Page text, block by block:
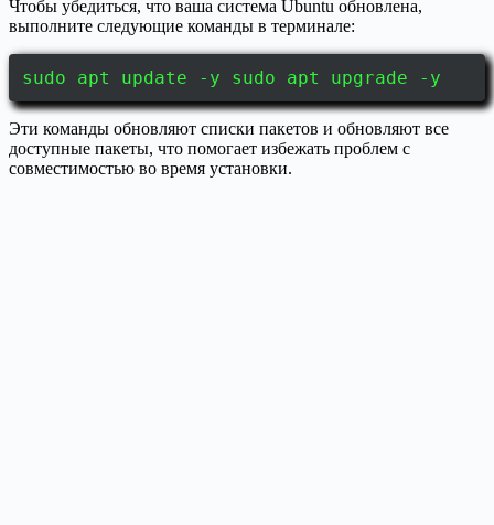
Чтобы убедиться, что ваша система Ubuntu обновлена,
выполните следующие команды в терминале:
sudo apt update -y sudo apt upgrade -y
Эти команды обновляют списки пакетов и обновляют все
доступные пакеты, что помогает избежать проблем с
совместимостью во время установки.